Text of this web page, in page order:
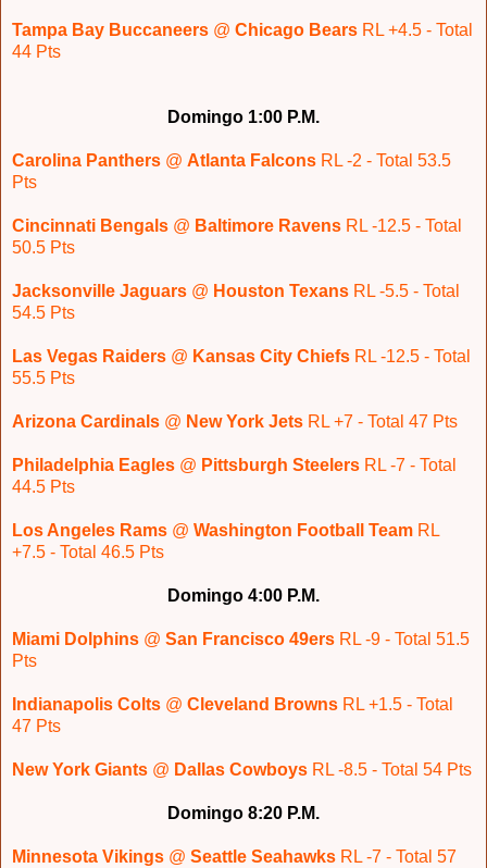
Tampa Bay Buccaneers @ Chicago Bears RL +4.5 - Total
44 Pts
Domingo 1:00 P.M.
Carolina Panthers @ Atlanta Falcons RL -2 - Total 53.5
Pts
Cincinnati Bengals @ Baltimore Ravens RL -12.5 - Total
50.5 Pts
Jacksonville Jaguars @ Houston Texans RL -5.5 - Total
54.5 Pts
Las Vegas Raiders @ Kansas City Chiefs RL -12.5 - Total
55.5 Pts
Arizona Cardinals @ New York Jets RL +7 - Total 47 Pts
Philadelphia Eagles @ Pittsburgh Steelers RL -7 - Total
44.5 Pts
Los Angeles Rams @ Washington Football Team RL
+7.5 - Total 46.5 Pts
Domingo 4:00 P.M.
Miami Dolphins @ San Francisco 49ers RL -9 - Total 51.5
Pts
Indianapolis Colts @ Cleveland Browns RL +1.5 - Total
47 Pts
New York Giants @ Dallas Cowboys RL -8.5 - Total 54 Pts
Domingo 8:20 P.M.
Minnesota Vikings @ Seattle Seahawks RL -7 - Total 57